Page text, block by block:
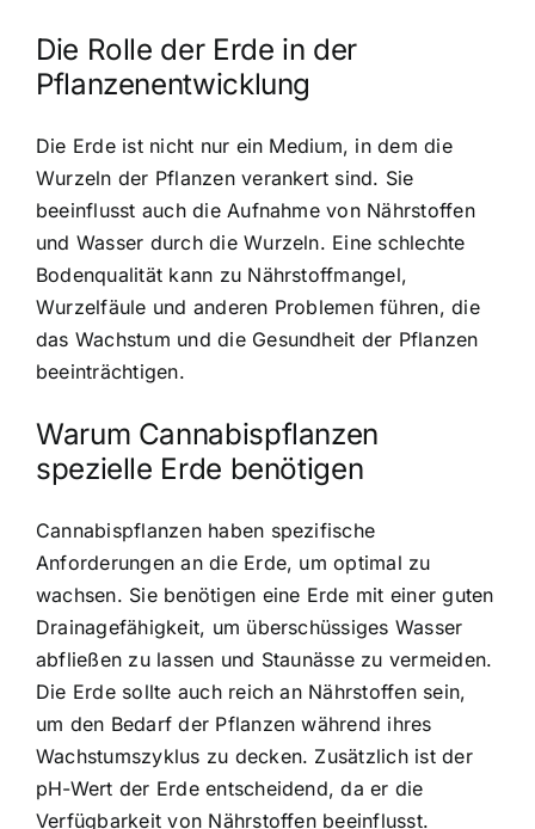
Die Rolle der Erde in der
Pflanzenentwicklung
Die Erde ist nicht nur ein Medium, in dem die
Wurzeln der Pflanzen verankert sind. Sie
beeinflusst auch die Aufnahme von Nährstoffen
und Wasser durch die Wurzeln. Eine schlechte
Bodenqualität kann zu Nährstoffmangel,
Wurzelfäule und anderen Problemen führen, die
das Wachstum und die Gesundheit der Pflanzen
beeinträchtigen.
Warum Cannabispflanzen
spezielle Erde benötigen
Cannabispflanzen haben spezifische
Anforderungen an die Erde, um optimal zu
wachsen. Sie benötigen eine Erde mit einer guten
Drainagefähigkeit, um überschüssiges Wasser
abfließen zu lassen und Staunässe zu vermeiden.
Die Erde sollte auch reich an Nährstoffen sein,
um den Bedarf der Pflanzen während ihres
Wachstumszyklus zu decken. Zusätzlich ist der
pH-Wert der Erde entscheidend, da er die
Verfügbarkeit von Nährstoffen beeinflusst.